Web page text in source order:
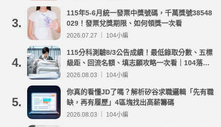
3.
115年5-6月統一發票中獎號碼，千萬獎號38548
029！發票兌獎期限、如何領獎一次看
2026.07.27 ｜ 104小編
4.
115分科測驗8/3公告成績！最低錄取分數、五標
級距、回流名額、填志願攻略一次看｜104落點
分析
2026.08.03 ｜ 104小編
5.
你真的看懂JD了嗎？解析矽谷求職邏輯「先有職
缺，再有履歷」4區塊找出高薪籌碼
2026.08.03 ｜ 104小編